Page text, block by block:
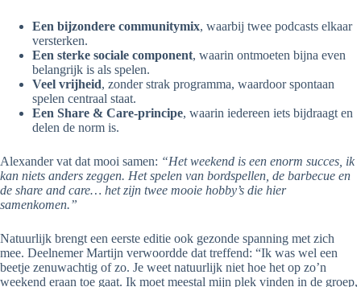
Een bijzondere communitymix, waarbij twee podcasts elkaar
versterken.
Een sterke sociale component, waarin ontmoeten bijna even
belangrijk is als spelen.
Veel vrijheid, zonder strak programma, waardoor spontaan
spelen centraal staat.
Een Share & Care‑principe, waarin iedereen iets bijdraagt en
delen de norm is.
Alexander vat dat mooi samen: “Het weekend is een enorm succes, ik
kan niets anders zeggen. Het spelen van bordspellen, de barbecue en
de share and care… het zijn twee mooie hobby’s die hier
samenkomen.”
Natuurlijk brengt een eerste editie ook gezonde spanning met zich
mee. Deelnemer Martijn verwoordde dat treffend: “Ik was wel een
beetje zenuwachtig of zo. Je weet natuurlijk niet hoe het op zo’n
weekend eraan toe gaat. Ik moet meestal mijn plek vinden in de groep,